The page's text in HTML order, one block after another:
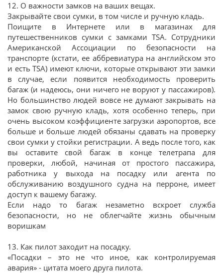
12. О важности замков на ваших вещах.
Закрывайте свои сумки, в том числе и ручную кладь.
Поищите в Интернете или в магазинах для
путешественников сумки с замками TSA. Сотрудники
Американской Ассоциации по безопасности на
транспорте (кстати, ее аббревиатура на английском это
и есть TSA) имеют ключи, которые открывают эти замки
в случае, если появится необходимость проверить
багаж (и надеюсь, они ничего не воруют у пассажиров).
Но большинство людей вовсе не думают закрывать на
замок свою ручную кладь, хотя особенно теперь, при
очень высоком коэффициенте загрузки аэропортов, все
больше и больше людей обязаны сдавать на проверку
свои сумки у стойки регистрации. А ведь после того, как
вы оставите свой багаж в конце телетрапа для
проверки, любой, начиная от простого пассажира,
работника у выхода на посадку или агента по
обслуживанию воздушного судна на перроне, имеет
доступ к вашему багажу.
Если надо то багаж незаметно вскроет служба
безопасности, но не облегчайте жизнь обычным
воришкам
13. Как пилот заходит на посадку.
«Посадки – это не что иное, как контролируемая
авария» - цитата моего друга пилота.